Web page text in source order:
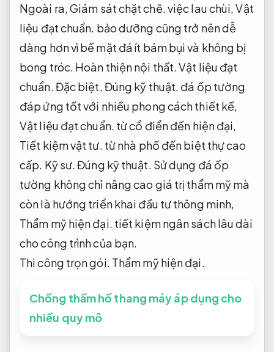
Ngoài ra,Giám sát chặt chẽ.việc lau chùi,Vật
liệu đạt chuẩn. bảo dưỡng cũng trở nên dễ
dàng hơn vì bề mặt đá ít bám bụi và không bị
bong tróc. Hoàn thiện nội thất.Vật liệu đạt
chuẩn.Đặc biệt,Đúng kỹ thuật. đá ốp tường
đáp ứng tốt với nhiều phong cách thiết kế,
Vật liệu đạt chuẩn. từ cổ điển đến hiện đại,
Tiết kiệm vật tư. từ nhà phố đến biệt thự cao
cấp. Kỹ sư.Đúng kỹ thuật. Sử dụng đá ốp
tường không chỉ nâng cao giá trị thẩm mỹ mà
còn là hướng triển khai đầu tư thông minh,
Thẩm mỹ hiện đại. tiết kiệm ngân sách lâu dài
cho công trình của bạn.
Thi công trọn gói. Thẩm mỹ hiện đại.
Chống thấm hố thang máy áp dụng cho
nhiều quy mô